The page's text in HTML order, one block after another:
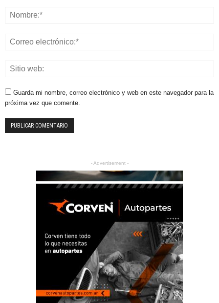
Guarda mi nombre, correo electrónico y web en este navegador para la
próxima vez que comente.
- Advertisement -